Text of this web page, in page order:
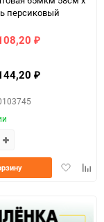
персиковый
₽
₽
Добавить